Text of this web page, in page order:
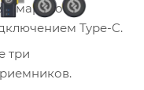
смартфона,
Type-C.
три